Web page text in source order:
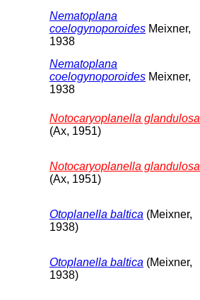
Nematoplana
coelogynoporoides Meixner,
1938
Nematoplana
coelogynoporoides Meixner,
1938
Notocaryoplanella glandulosa
(Ax, 1951)
Notocaryoplanella glandulosa
(Ax, 1951)
Otoplanella baltica (Meixner,
1938)
Otoplanella baltica (Meixner,
1938)